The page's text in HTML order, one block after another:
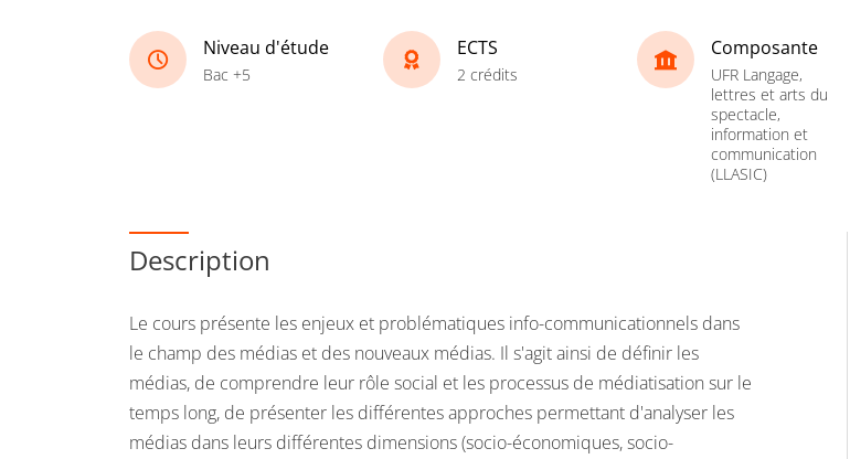
Niveau d'étude
Bac +5
ECTS
2 crédits
Composante
UFR Langage,
lettres et arts du
spectacle,
information et
communication
(LLASIC)
Description
Le cours présente les enjeux et problématiques info-communicationnels dans
le champ des médias et des nouveaux médias. Il s'agit ainsi de définir les
médias, de comprendre leur rôle social et les processus de médiatisation sur le
temps long, de présenter les différentes approches permettant d'analyser les
médias dans leurs différentes dimensions (socio-économiques, socio-